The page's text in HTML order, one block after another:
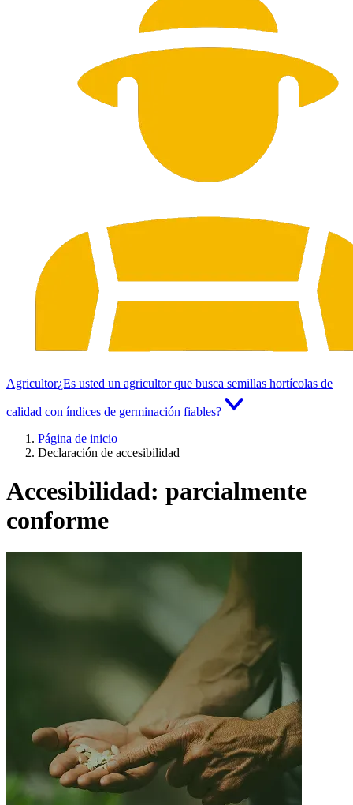
Agricultor¿Es usted un agricultor que busca semillas hortícolas de
calidad con índices de germinación fiables?
Página de inicio
Declaración de accesibilidad
Accesibilidad: parcialmente
conforme